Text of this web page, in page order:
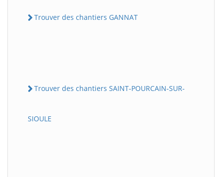
Trouver des chantiers GANNAT
Trouver des chantiers SAINT-POURCAIN-SUR-
SIOULE